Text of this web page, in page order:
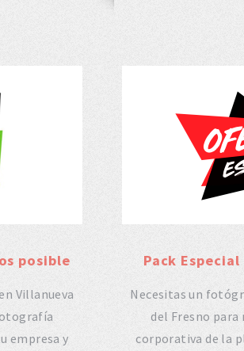
posible
Villanueva
empresa y
Pack
Necesitas un
del Fresno
corporativa de la